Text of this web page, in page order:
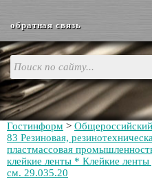
обратная связь
Гостинформ >
83 Резиновая,
пластмассовая
клейкие ленты * Клейкие ленты
см. 29.035.20